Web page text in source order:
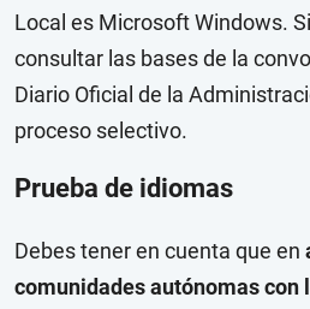
Local es Microsoft Windows.
consultar las bases de la
Diario Oficial de la
proceso selectivo.
Prueba de idiomas
Debes tener en cuenta que en
comunidades autónomas con